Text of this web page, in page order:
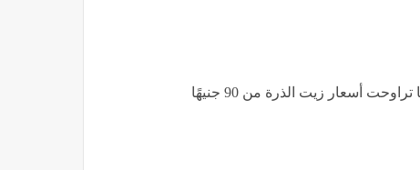
وبلغ متوسط سعر زيت الذرة كريستال نحو 123 جنيهًا، فيما تراوحت أسعار زيت الذرة من 90 جنيهًا